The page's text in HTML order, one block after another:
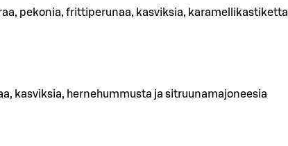
pekonia, frittiperunaa, kasviksia, karamellikastiketta
kasviksia, hernehummusta ja sitruunamajoneesia